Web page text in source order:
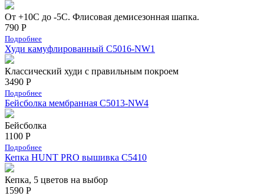
От +10С до -5С. Флисовая демисезонная шапка.
790 Р
Подробнее
Худи камуфлированный C5016-NW1
Классический худи с правильным покроем
3490 Р
Подробнее
Бейсболка мембранная С5013-NW4
Бейсболка
1100 Р
Подробнее
Кепка HUNT PRO вышивка С5410
Кепка, 5 цветов на выбор
1590 Р